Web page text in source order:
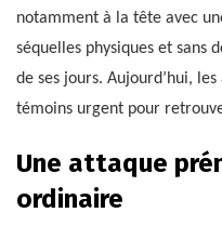
notamment à la tête avec
séquelles physiques et sans
de ses jours. Aujourd’hui,
témoins urgent pour
Une attaque
ordinaire